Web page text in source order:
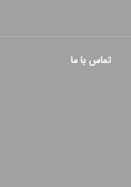
تماس با ما